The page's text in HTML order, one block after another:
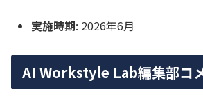
実施時期: 2026年6月
AI Workstyle Lab編集部コ